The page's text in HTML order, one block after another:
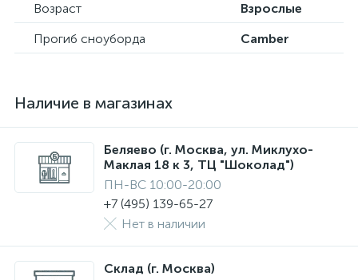
Возраст
Взрослые
Прогиб сноуборда
Camber
Наличие в магазинах
Беляево (г. Москва, ул. Миклухо-
Маклая 18 к 3, ТЦ "Шоколад")
ПН-ВС 10:00-20:00
+7 (495) 139-65-27
Нет в наличии
Склад (г. Москва)